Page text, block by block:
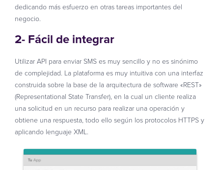
dedicando más esfuerzo en otras tareas importantes del
negocio.
2- Fácil de integrar
Utilizar API para enviar SMS es muy sencillo y no es sinónimo
de complejidad. La plataforma es muy intuitiva con una interfaz
construida sobre la base de la arquitectura de software «REST»
(Representational State Transfer), en la cual un cliente realiza
una solicitud en un recurso para realizar una operación y
obtiene una respuesta, todo ello según los protocolos HTTPS y
aplicando lenguaje XML.